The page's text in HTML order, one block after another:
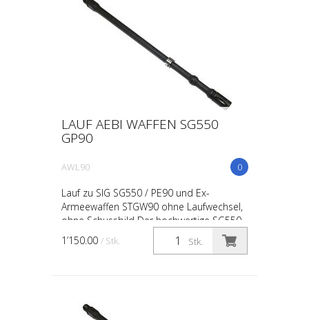
LAUF AEBI WAFFEN SG550
GP90
0
AWL90
Lauf zu SIG SG550 / PE90 und Ex-
Armeewaffen STGW90 ohne Laufwechsel,
ohne Schussbild Der hochwertige SG550
Lauf von Aebi Waffen kombiniert
erstklassige geschmiedete Rohli...
Stk.
1’150.00 / Stk.